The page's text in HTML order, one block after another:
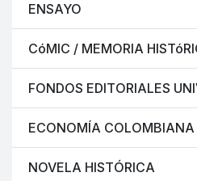
ENSAYO
CóMIC / MEMORIA
FONDOS EDITORIALES
ECONOMÍA COLOMBIANA
NOVELA HISTÓRICA